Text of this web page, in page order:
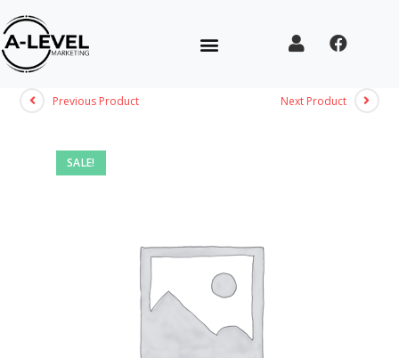
SALE!
Previous Product Next Product